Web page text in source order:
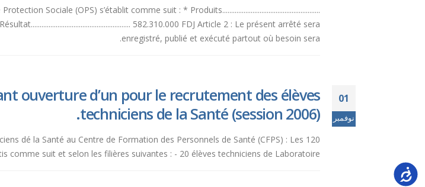
Sociale (OPS) s’établit comme suit : * Produits.......................................................
582.310.000 FDJ Article 2 : Le présent arrêté sera
enregistré, publié et exécuté partout où besoin sera.
01
نوفمبر
ouverture d’un pour le recrutement des élèves
techniciens de la Santé (session 2006).
dé la Santé au Centre de Formation des Personnels de Santé (CFPS) : Les 120
comme suit et selon les filières suivantes : - 20 élèves techniciens de Laboratoire -...